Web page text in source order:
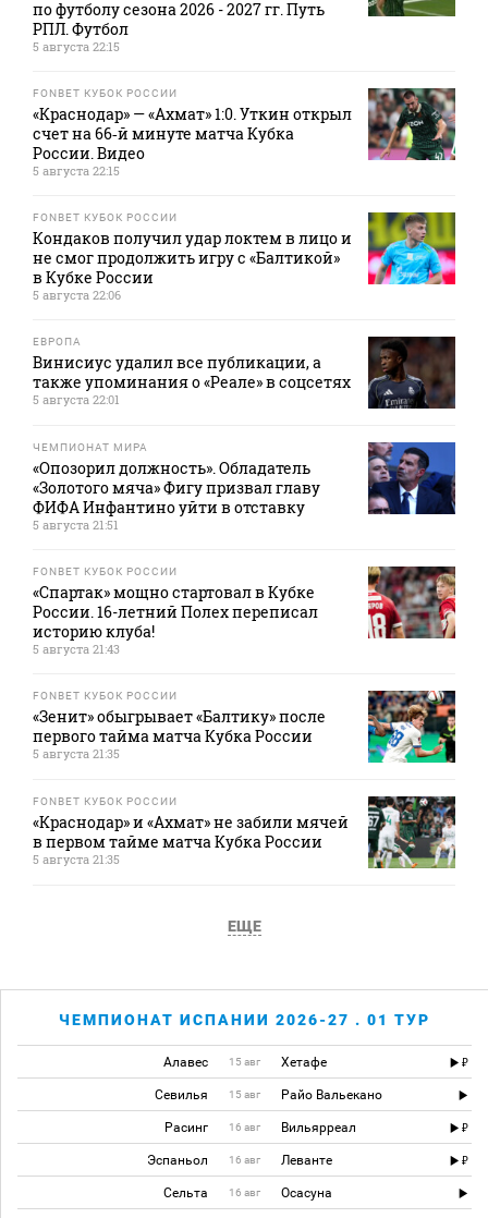
по футболу сезона 2026 - 2027 гг. Путь
РПЛ. Футбол
5 августа 22:15
FONBET КУБОК РОССИИ
«Краснодар» — «Ахмат» 1:0. Уткин открыл
счет на 66‑й минуте матча Кубка
России. Видео
5 августа 22:15
FONBET КУБОК РОССИИ
Кондаков получил удар локтем в лицо и
не смог продолжить игру с «Балтикой»
в Кубке России
5 августа 22:06
ЕВРОПА
Винисиус удалил все публикации, а
также упоминания о «Реале» в соцсетях
5 августа 22:01
ЧЕМПИОНАТ МИРА
«Опозорил должность». Обладатель
«Золотого мяча» Фигу призвал главу
ФИФА Инфантино уйти в отставку
5 августа 21:51
FONBET КУБОК РОССИИ
«Спартак» мощно стартовал в Кубке
России. 16-летний Полех переписал
историю клуба!
5 августа 21:43
FONBET КУБОК РОССИИ
«Зенит» обыгрывает «Балтику» после
первого тайма матча Кубка России
5 августа 21:35
FONBET КУБОК РОССИИ
«Краснодар» и «Ахмат» не забили мячей
в первом тайме матча Кубка России
5 августа 21:35
ЕЩЕ
ЧЕМПИОНАТ ИСПАНИИ 2026-27 . 01 ТУР
Алавес 15 авг Хетафе
Севилья 15 авг Райо Вальекано
Расинг 16 авг Вильярреал
Эспаньол 16 авг Леванте
Сельта 16 авг Осасуна